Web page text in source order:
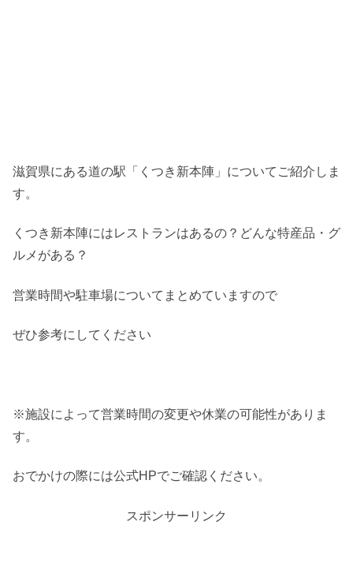
滋賀県にある道の駅「くつき新本陣」についてご紹介しま
す。
くつき新本陣にはレストランはあるの？どんな特産品・グ
ルメがある？
営業時間や駐車場についてまとめていますので
ぜひ参考にしてください
※施設によって営業時間の変更や休業の可能性がありま
す。
おでかけの際には公式HPでご確認ください。
スポンサーリンク